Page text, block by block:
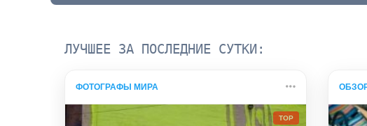
ЛУЧШЕЕ ЗА ПОСЛЕДНИЕ СУТКИ:
ФОТОГРАФЫ МИРА
TOP